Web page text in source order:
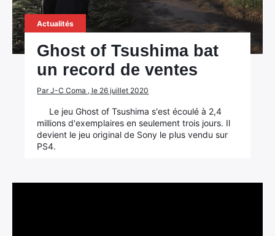
Actualités
Ghost of Tsushima bat
un record de ventes
Par J-C Coma , le 26 juillet 2020
Le jeu Ghost of Tsushima s'est écoulé à 2,4
millions d'exemplaires en seulement trois jours. Il
devient le jeu original de Sony le plus vendu sur
PS4.